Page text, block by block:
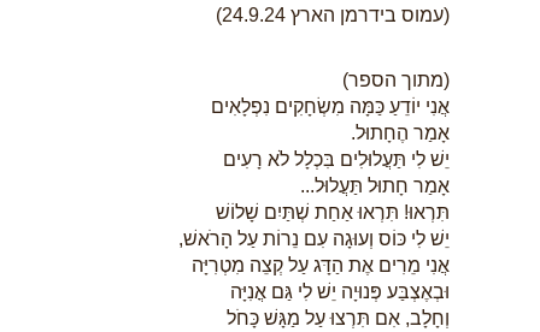
(עמוס בידרמן הארץ 24.9.24)
(מתוך הספר)
אֲנִי יוֹדֵעַ כַּמָּה מִשְׂחָקִים נִפְלָאִים
אָמַר הֶחָתוּל.
יֵשׁ לִי תַּעֲלוּלִים בִּכְלָל לֹא רָעִים
אָמַר חָתוּל תַּעֲלוּל...
תִּרְאוּ! תִּרְאוּ אַחַת שְׁתַּיִם שָׁלוֹשׁ
יֵשׁ לִי כּוֹס וְעוּגָה עִם נֵרוֹת עַל הָרֹאשׁ,
אֲנִי מֵרִים אֶת הַדָּג עַל קְצֵה מִטְרִיָּה
וּבְאֶצְבַּע פְּנוּיָה יֵשׁ לִי גַּם אֳנִיָּה
וְחָלָב, אִם תִּרְצוּ עַל מַגָּשׁ כָּחֹל